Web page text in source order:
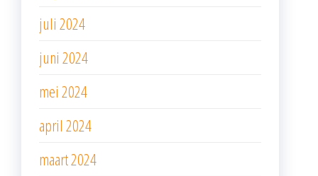
juli 2024
juni 2024
mei 2024
april 2024
maart 2024